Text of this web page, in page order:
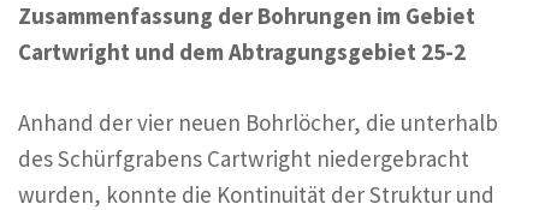
Zusammenfassung der Bohrungen im Gebiet
Cartwright und dem Abtragungsgebiet 25-2
Anhand der vier neuen Bohrlöcher, die unterhalb
des Schürfgrabens Cartwright niedergebracht
wurden, konnte die Kontinuität der Struktur und